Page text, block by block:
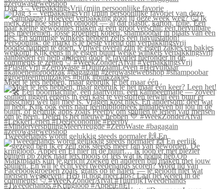
Dag 3 – VerpakkingsVrij (mijn persoonlijke favorie
Moet je iets hebben, maar gebruik je het maar één
Tweedehands wordt gelukkig steeds normaler 🙌 En